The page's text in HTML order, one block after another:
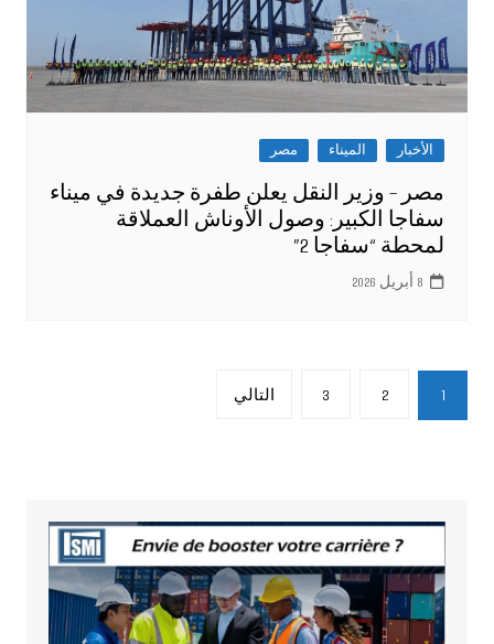
الأخبار الميناء مصر
مصر – وزير النقل يعلن طفرة جديدة في ميناء
سفاجا الكبير: وصول الأوناش العملاقة
لمحطة “سفاجا 2”
8 أبريل 2026
تعدد
صفحات
1
2
3 التالي